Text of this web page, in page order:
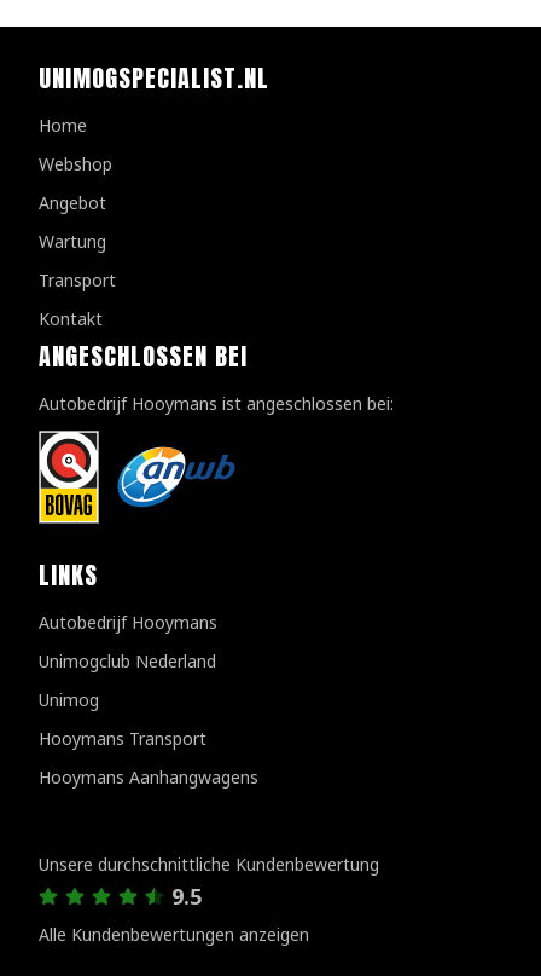
UNIMOGSPECIALIST.NL
Home
Webshop
Angebot
Wartung
Transport
Kontakt
ANGESCHLOSSEN BEI
Autobedrijf Hooymans ist angeschlossen bei:
LINKS
Autobedrijf Hooymans
Unimogclub Nederland
Unimog
Hooymans Transport
Hooymans Aanhangwagens
Unsere durchschnittliche Kundenbewertung
9.5
Alle Kundenbewertungen anzeigen